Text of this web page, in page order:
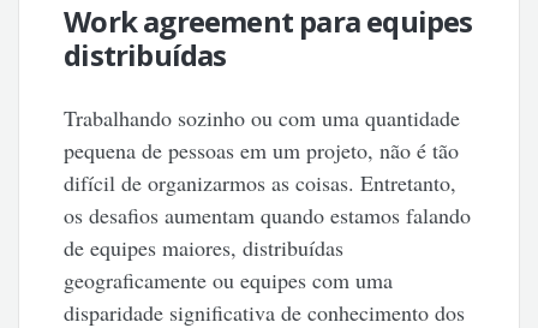
Work agreement para equipes
distribuídas
Trabalhando sozinho ou com uma quantidade
pequena de pessoas em um projeto, não é tão
difícil de organizarmos as coisas. Entretanto,
os desafios aumentam quando estamos falando
de equipes maiores, distribuídas
geograficamente ou equipes com uma
disparidade significativa de conhecimento dos